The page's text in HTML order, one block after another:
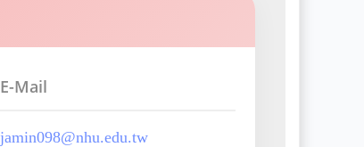
E-Mail
jamin098@nhu.edu.tw